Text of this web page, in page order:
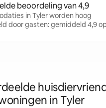
beoordeling van 4,9
in Tyler worden hoog
door gasten: gemiddeld 4,9
in Tyler